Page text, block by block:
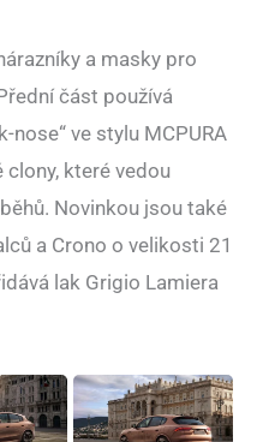
a masky pro
část používá
nose“ ve stylu MCPURA
clony, které vedou
Novinkou jsou také
a Crono o velikosti 21
lak Grigio Lamiera